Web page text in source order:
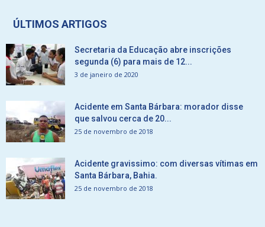
ÚLTIMOS ARTIGOS
Secretaria da Educação abre inscrições
segunda (6) para mais de 12...
3 de janeiro de 2020
Acidente em Santa Bárbara: morador disse
que salvou cerca de 20...
25 de novembro de 2018
Acidente gravissimo: com diversas vítimas em
Santa Bárbara, Bahia.
25 de novembro de 2018